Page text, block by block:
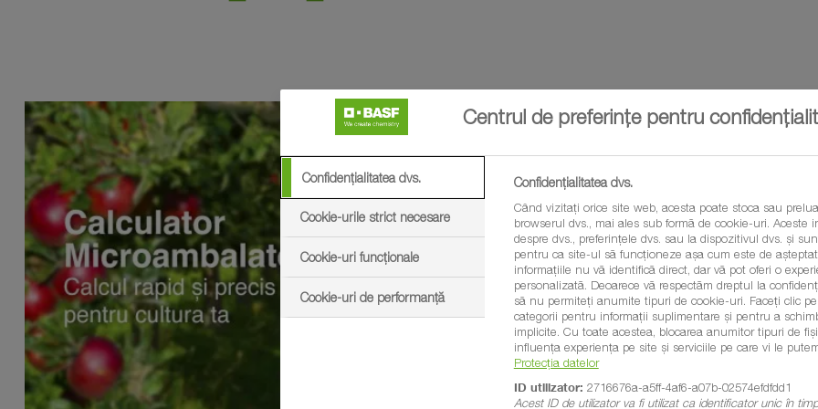
Calculator
north_east
Centrul de preferințe pentru
Confidențialitatea dvs.
Cookie-urile strict necesare
Cookie-uri funcționale
Cookie-uri de performanță
Confidențialitatea dvs.
Când vizitați orice site web, acesta poate stoca sau
browserul dvs., mai ales sub formă de cookie-uri. Aceste
despre dvs., preferințele dvs. sau la dispozitivul dvs. și
pentru ca site-ul să funcționeze așa cum este de
informațiile nu vă identifică direct, dar vă pot oferi o
personalizată. Deoarece vă respectăm dreptul la
să nu permiteți anumite tipuri de cookie-uri. Faceți clic
categorii pentru informații suplimentare și pentru a
implicite. Cu toate acestea, blocarea anumitor tipuri de
influența experiența pe site și serviciile pe care vi le
Protecția datelor
ID utilizator: 2716676a-a5ff-4af6-a07b-02574efdfdd1
Acest ID de utilizator va fi utilizat ca identificator unic în